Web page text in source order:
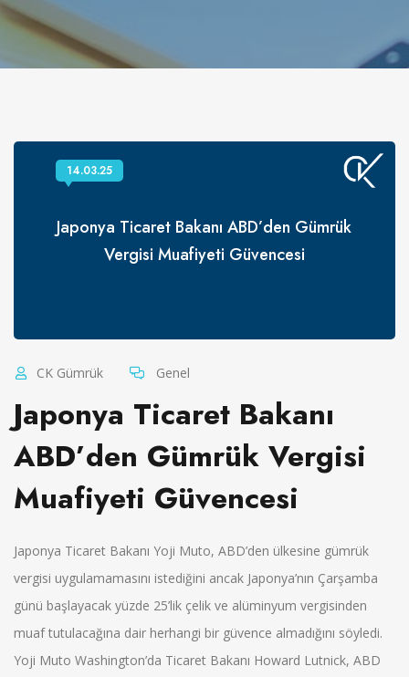
Japonya Ticaret Bakanı ABD’den Gümrük
Vergisi Muafiyeti Güvencesi
14.03.25
CK Gümrük Genel
Japonya Ticaret Bakanı
ABD’den Gümrük Vergisi
Muafiyeti Güvencesi
Japonya Ticaret Bakanı Yoji Muto, ABD’den ülkesine gümrük
vergisi uygulamamasını istediğini ancak Japonya’nın Çarşamba
günü başlayacak yüzde 25’lik çelik ve alüminyum vergisinden
muaf tutulacağına dair herhangi bir güvence almadığını söyledi.
Yoji Muto Washington’da Ticaret Bakanı Howard Lutnick, ABD